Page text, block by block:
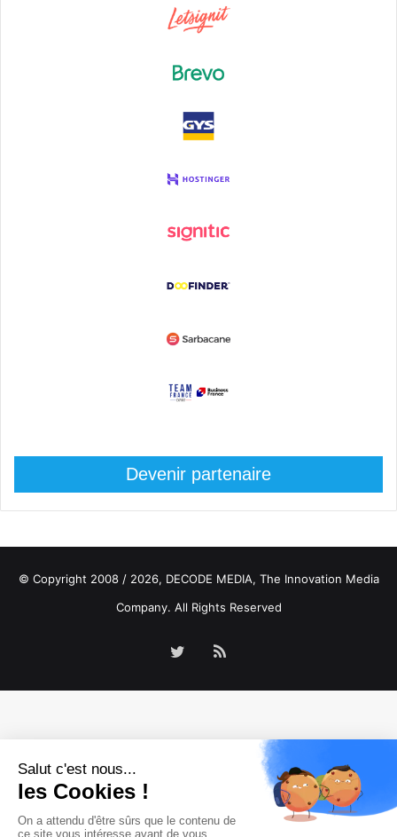
Devenir partenaire
© Copyright 2008 / 2026, DECODE MEDIA, The Innovation Media
Company. All Rights Reserved
TwitterRSS